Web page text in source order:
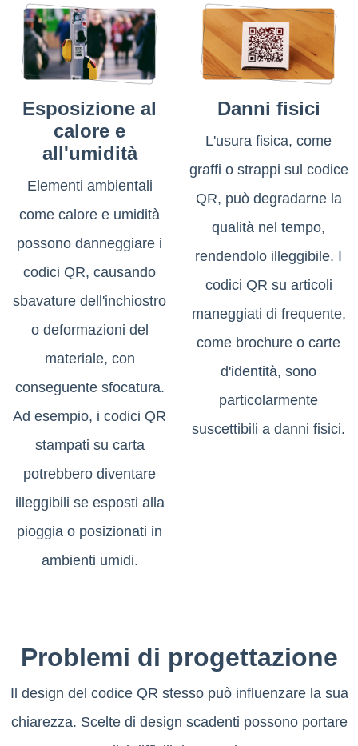
Esposizione al
calore e
all'umidità
Elementi ambientali
come calore e umidità
possono danneggiare i
codici QR, causando
sbavature dell'inchiostro
o deformazioni del
materiale, con
conseguente sfocatura.
Ad esempio, i codici QR
stampati su carta
potrebbero diventare
illeggibili se esposti alla
pioggia o posizionati in
ambienti umidi.
Danni fisici
L'usura fisica, come
graffi o strappi sul codice
QR, può degradarne la
qualità nel tempo,
rendendolo illeggibile. I
codici QR su articoli
maneggiati di frequente,
come brochure o carte
d'identità, sono
particolarmente
suscettibili a danni fisici.
Problemi di progettazione
Il design del codice QR stesso può influenzare la sua
chiarezza. Scelte di design scadenti possono portare